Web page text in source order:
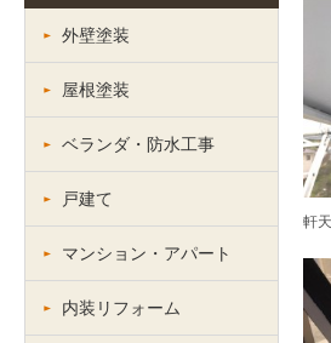
軒
外壁塗装
屋根塗装
ベランダ・防水工事
戸建て
マンション・アパート
内装リフォーム